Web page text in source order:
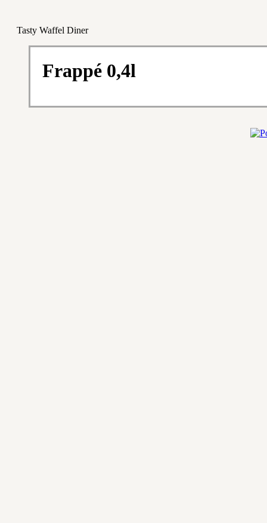
Tasty Waffel Diner
Frappé 0,4l